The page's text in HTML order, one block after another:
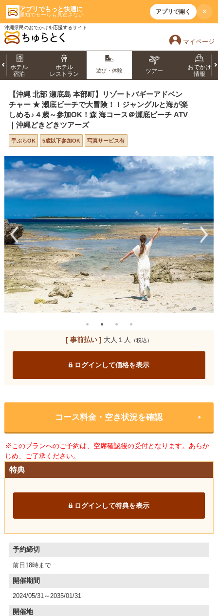
アプリでもっと快適に
通知でセールも見逃さない アプリで開く ×
沖縄県民のおでかけを応援するサイト
マイページ
ホテル
宿泊
ホテル
レストラン
遊び・体験 ツアー
おでかけ
情報
【沖縄 北部 瀬底島 本部町】リゾートバギーアドベン
チャー ★ 瀬底ビーチで大冒険！！ジャングルと海が楽
しめる♪４歳～参加OK！森 海コース＠瀬底ビーチ ATV
｜沖縄どきどきツアーズ
手ぶらOK 5歳以下参加OK 写真サービス有
[ 事前払い ] 大人１人 （税込）
ログインして価格を表示
コース料金・空き状況を確認
※このプランへのご予約は、空席確認後の受付となります。あらか
じめ、ご了承ください。
特典
ログインして特典を表示
予約締切
前日18時まで
開催期間
2024/05/31～2035/01/31
開催地